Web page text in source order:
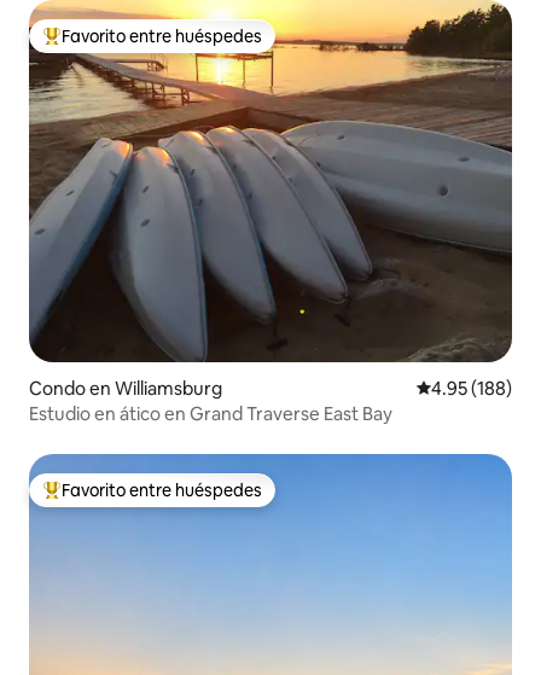
Favorito entre huéspedes preferido
Favorito entre huéspedes
Condo en Williamsburg Calificación
4.95 (188)
Estudio en ático en Grand Traverse East Bay
Favorito entre huéspedes preferido
Favorito entre huéspedes